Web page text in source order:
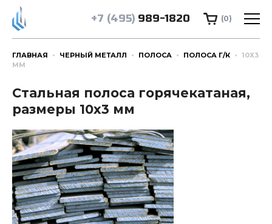
+7 (495) 989-1820 (0)
ГЛАВНАЯ ЧЕРНЫЙ МЕТАЛЛ ПОЛОСА ПОЛОСА Г/К
10Х3
ММ
Стальная полоса горячекатаная,
размеры 10х3 мм